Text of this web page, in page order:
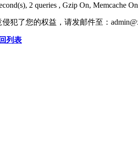
2 queries , Gzip On, Memcache
犯了您的权益，请发邮件至：
列表